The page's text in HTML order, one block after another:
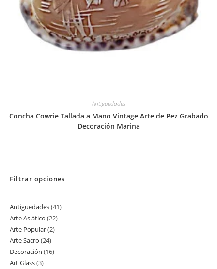
Antigüedades
Concha Cowrie Tallada a Mano Vintage Arte de Pez Grabado
Decoración Marina
Filtrar opciones
Antigüedades 4141
Arte Asiático 2222
Arte Popular 22
Arte Sacro 2424
productos
Decoración 1616
Art Glass 33